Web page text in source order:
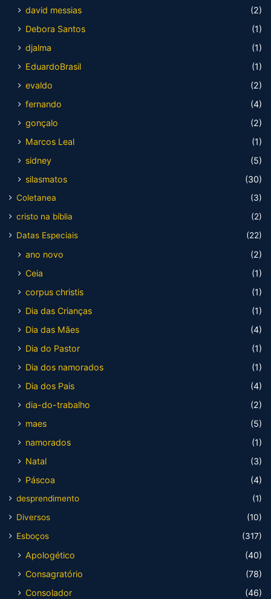
david messias
(2)
Debora Santos
(1)
djalma
(1)
EduardoBrasil
(1)
evaldo
(2)
fernando
(4)
gonçalo
(2)
Marcos Leal
(1)
sidney
(5)
silasmatos
(30)
Coletanea
(3)
cristo na bíblia
(2)
Datas Especiais
(22)
ano novo
(2)
Ceia
(1)
corpus christis
(1)
Dia das Crianças
(1)
Dia das Mães
(4)
Dia do Pastor
(1)
Dia dos namorados
(1)
Dia dos Pais
(4)
dia-do-trabalho
(2)
maes
(5)
namorados
(1)
Natal
(3)
Páscoa
(4)
desprendimento
(1)
Diversos
(10)
Esboços
(317)
Apologético
(40)
Consagratório
(78)
Consolador
(46)